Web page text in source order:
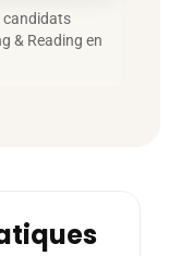
candidats
& Reading en